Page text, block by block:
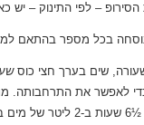
– לפי התינוק –
בכל מספר בהתאם
שים בערך חצי כוס
לאפשר את התרחבותה.
מאלומיניום,